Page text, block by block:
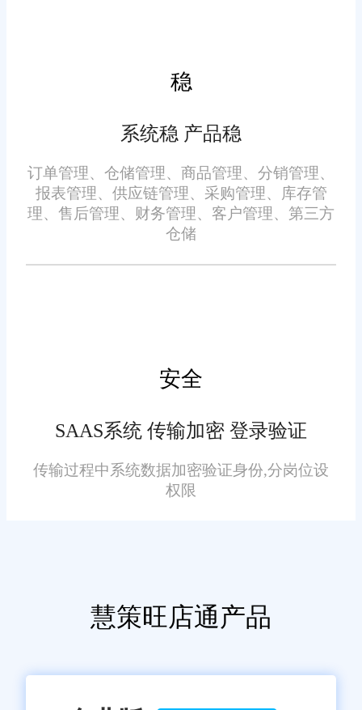
系，降低供货成本，提升整体供
游供应链全链路，实现数据互
通、流程联动、智能匹配、数据
复盘，全方位提升供应链协同效
率，帮助商家搭建稳定、高效、
低成本的供货体系，助力店铺长
效稳定经营。
电商进销存软件哪家支持供
应链协同?小编认为旺店通电商进
销存软件很合适，综合以上小编
案。而且旺店通采用灵活地定价
不等，没有捆绑收费，也没有任
保证其完全无误，请您在阅读本网站内容时自行判断真实性，本网
站对于您因信赖该信息引起的损失概不负责。本网站发布的部分内
容，包括但不限于文字、图片、标识、广告、商标、域名等，除特
稳
系统稳 产品稳
订单管理、仓储管理、商品管理、分销管理、
报表管理、供应链管理、采购管理、库存管
理、售后管理、财务管理、客户管理、第三方
仓储
安全
SAAS系统 传输加密 登录验证
传输过程中系统数据加密验证身份,分岗位设
权限
慧策旺店通产品